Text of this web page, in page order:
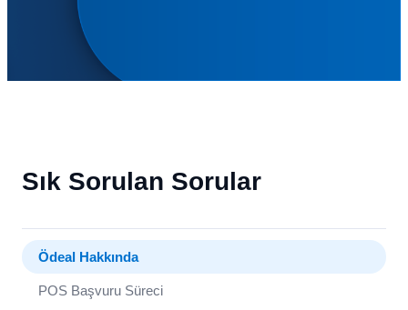
Sık Sorulan Sorular
Ödeal Hakkında
POS Başvuru Süreci